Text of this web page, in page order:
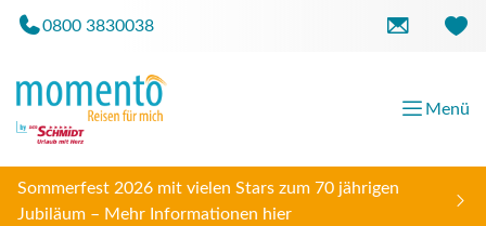
0800 3830038
Menü
Sommerfest 2026 mit vielen Stars zum 70 jährigen
Jubiläum – Mehr Informationen hier